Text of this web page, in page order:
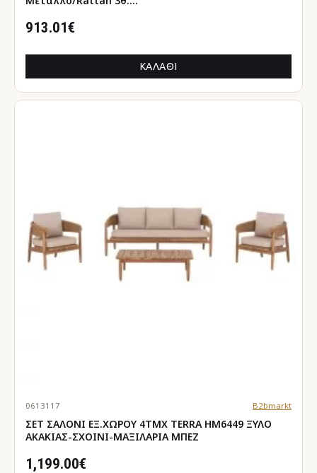
913.01€
ΚΑΛΆΘΙ
0613117 B2bmarkt
ΣΕΤ ΣΑΛΟΝΙ ΕΞ.ΧΩΡΟΥ 4ΤΜΧ TERRA HM6449 ΞΥΛΟ
ΑΚΑΚΙΑΣ-ΣΧΟΙΝΙ-ΜΑΞΙΛΑΡΙΑ ΜΠΕΖ
1,199.00€